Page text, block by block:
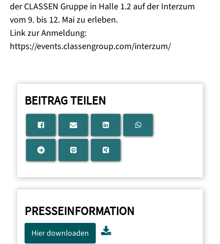
der CLASSEN Gruppe in Halle 1.2 auf der Interzum
vom 9. bis 12. Mai zu erleben.
Link zur Anmeldung: ​​
https://events.classengroup.com/interzum/
BEITRAG TEILEN
PRESSEINFORMATION
Hier downloaden